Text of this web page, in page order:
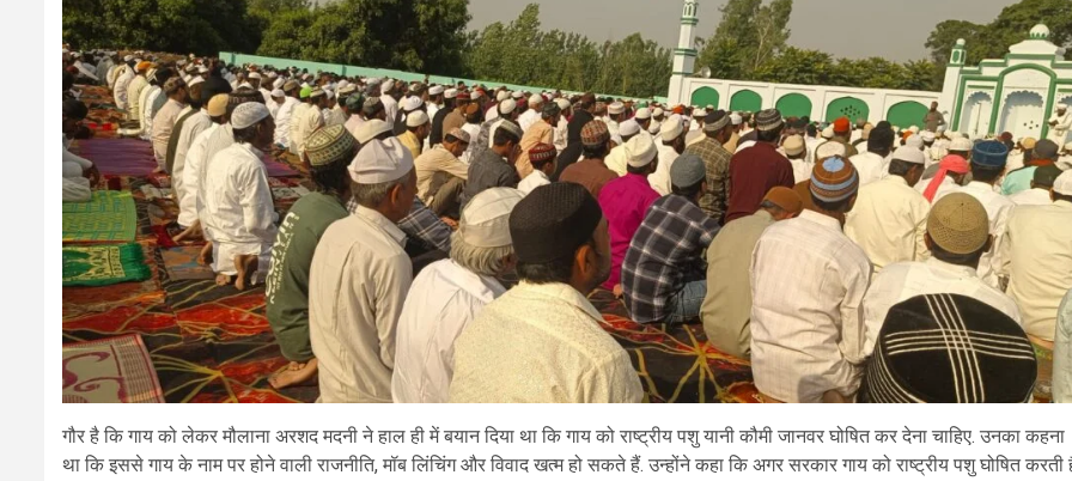
गौर है कि गाय को लेकर मौलाना अरशद मदनी ने हाल ही में बयान दिया था कि गाय को राष्ट्रीय पशु यानी कौमी जानवर घोषित कर देना चाहिए. उनका कहना
था कि इससे गाय के नाम पर होने वाली राजनीति, मॉब लिंचिंग और विवाद खत्म हो सकते हैं. उन्होंने कहा कि अगर सरकार गाय को राष्ट्रीय पशु घोषित करती